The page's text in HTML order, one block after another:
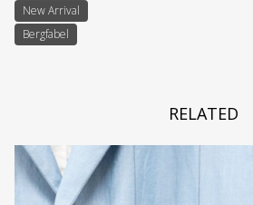
New Arrival
Bergfabel
RELATED